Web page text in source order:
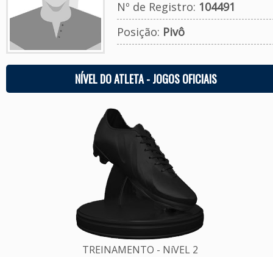
Nº de Registro: 104491
Posição: Pivô
NÍVEL DO ATLETA - JOGOS OFICIAIS
TREINAMENTO - NíVEL 2